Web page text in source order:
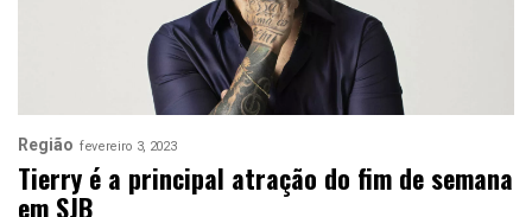
Região fevereiro 3, 2023
Tierry é a principal atração do fim de semana
em SJB